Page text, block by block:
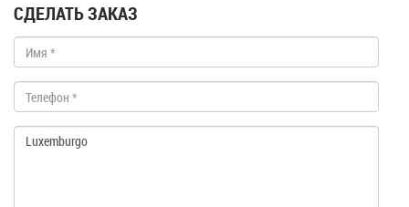
СДЕЛАТЬ ЗАКАЗ